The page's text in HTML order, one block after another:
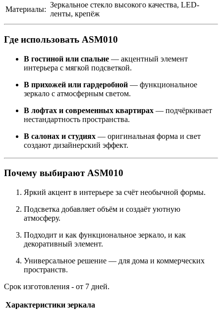
Материалы:
Зеркальное стекло высокого качества, LED-
ленты, крепёж
Где использовать ASM010
В гостиной или спальне — акцентный элемент
интерьера с мягкой подсветкой.
В прихожей или гардеробной — функциональное
зеркало с атмосферным светом.
В лофтах и современных квартирах — подчёркивает
нестандартность пространства.
В салонах и студиях — оригинальная форма и свет
создают дизайнерский эффект.
Почему выбирают ASM010
Яркий акцент в интерьере за счёт необычной формы.
Подсветка добавляет объём и создаёт уютную
атмосферу.
Подходит и как функциональное зеркало, и как
декоративный элемент.
Универсальное решение — для дома и коммерческих
пространств.
Срок изготовления - от 7 дней.
Характеристики зеркала